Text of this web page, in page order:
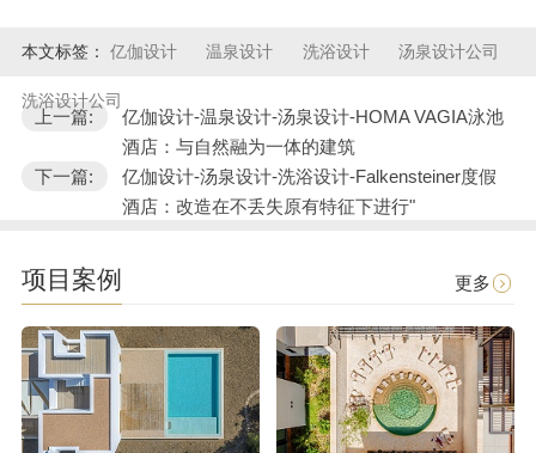
本文标签： 亿伽设计 温泉设计 洗浴设计 汤泉设计公司
洗浴设计公司
上一篇:
亿伽设计-温泉设计-汤泉设计-HOMA VAGIA泳池
酒店：与自然融为一体的建筑
下一篇:
亿伽设计-汤泉设计-洗浴设计-Falkensteiner度假
酒店：改造在不丢失原有特征下进行"
项目案例 更多